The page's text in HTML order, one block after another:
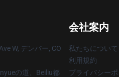
W, デンバー, CO
の道、Beiliu都
会社案内
私たちについて
利用規約
プライバシー